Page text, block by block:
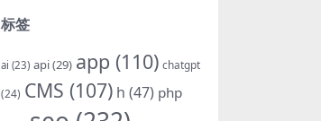
标签
ai (23) api(29) app (110) chatgpt
(24) CMS (107) h (47) php